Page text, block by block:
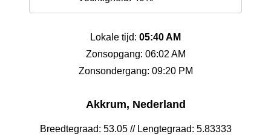
Lokale tijd: 05:40 AM
Zonsopgang: 06:02 AM
Zonsondergang: 09:20 PM
Akkrum, Nederland
Breedtegraad: 53.05 // Lengtegraad: 5.83333